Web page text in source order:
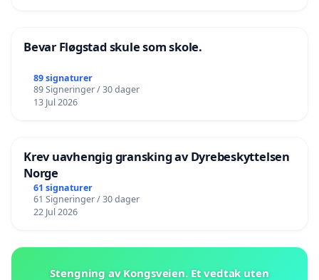
Bevar Fløgstad skule som skole.
89 signaturer
89 Signeringer / 30 dager
13 Jul 2026
Krev uavhengig gransking av Dyrebeskyttelsen
Norge
61 signaturer
61 Signeringer / 30 dager
22 Jul 2026
Stengning av Kongsveien. Et vedtak uten